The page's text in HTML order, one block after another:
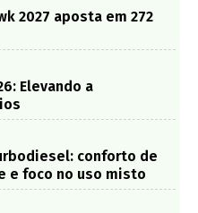
2027 aposta em 272
Elevando a
conforto de
e foco no uso misto